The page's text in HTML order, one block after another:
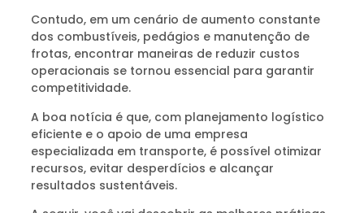
Contudo, em um cenário de aumento constante
dos combustíveis, pedágios e manutenção de
frotas, encontrar maneiras de reduzir custos
operacionais se tornou essencial para garantir
competitividade.
A boa notícia é que, com planejamento logístico
eficiente e o apoio de uma empresa
especializada em transporte, é possível otimizar
recursos, evitar desperdícios e alcançar
resultados sustentáveis.